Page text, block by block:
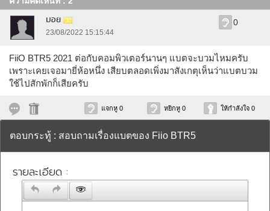
บอย
23/08/2022 15:15:44
0
FiiO BTR5 2021 ต่อกับคอมพิวเตอร์นานๆ แบตจะบวมไหมครับ
เพราะเคยเจอมายี่ห้อหนึ่ง เสียบตลอดเพิ่งมาสังเกตุเห็นว่าแบตบวม
ใช้ไปสักพักก็เสียครับ
แจกหู 0 หยิกหู 0 ให้กำลังใจ 0
ตอบกระทู้ : สอบถามเรื่องแบตของ Fiio BTR5
รายละเอียด :